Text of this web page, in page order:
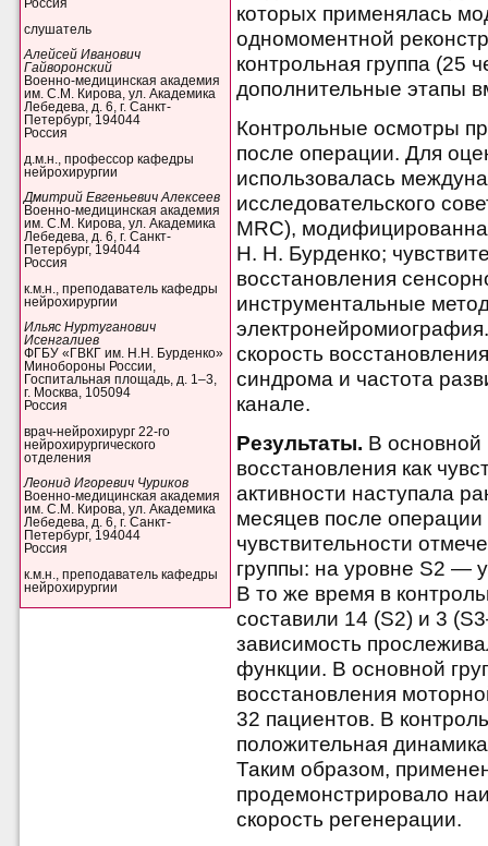
Россия
слушатель
Алейсей Иванович
Гайворонский
Военно-медицинская академия
им. С.М. Кирова, ул. Академика
Лебедева, д. 6, г. Санкт-
Петербург, 194044
Россия
д.м.н., профессор кафедры
нейрохирургии
Дмитрий Евгеньевич Алексеев
Военно-медицинская академия
им. С.М. Кирова, ул. Академика
Лебедева, д. 6, г. Санкт-
Петербург, 194044
Россия
к.м.н., преподаватель кафедры
нейрохирургии
Ильяс Нуртуганович
Исенгалиев
ФГБУ «ГВКГ им. Н.Н. Бурденко»
Минобороны России,
Госпитальная площадь, д. 1–3,
г. Москва, 105094
Россия
врач-нейрохирург 22-го
нейрохирургического
отделения
Леонид Игоревич Чуриков
Военно-медицинская академия
им. С.М. Кирова, ул. Академика
Лебедева, д. 6, г. Санкт-
Петербург, 194044
Россия
к.м.н., преподаватель кафедры
нейрохирургии
которых применялась
одномоментной
контрольная группа (25
дополнительные этапы
Контрольные осмотры
после операции. Для
использовалась
исследовательского
MRC),
Н. Н. Бурденко;
восстановления
инструментальные
скорость
синдрома и частота
канале.
Результаты. В основной
восстановления как
активности наступала
месяцев после
чувствительности
группы: на уровне S2 —
В то же время в
составили 14 (S2) и 3
зависимость
функции. В основной
восстановления
32 пациентов. В
положительная
Таким образом,
продемонстрировало
скорость регенерации.